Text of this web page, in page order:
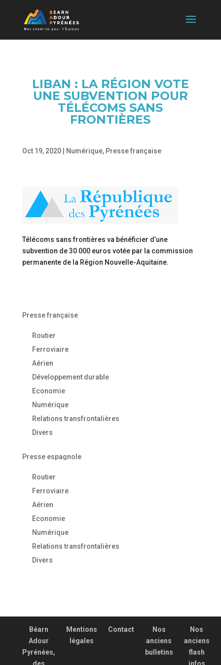
LIBAN : LA RÉGION VOTE
UNE SUBVENTION POUR
TÉLÉCOMS SANS
FRONTIÈRES
Oct 19, 2020| Numérique, Presse française
Télécoms sans frontières va bénéficier d’une
subvention de 30 000 euros votée par la commission
permanente de la Région Nouvelle-Aquitaine.
Presse française
Routier
Ferroviaire
Aérien
Développement durable
Economie
Numérique
Relations transfrontalières
Divers
Presse espagnole
Routier
Ferroviaire
Aérien
Economie
Numérique
Relations transfrontalières
Divers
Béarn
Adour
Pyrénées,
Mentions
légales
Contact
Nos
anciens
bulletins
Nos
anciens
flash